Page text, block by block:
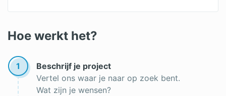
Dakbeschot vervangen
Dakgootbescherming
Lichtkoepel plat dak plaatsen
Dakbedekking overkapping
Hoe werkt het?
1
Beschrijf je project
Vertel ons waar je naar op zoek bent.
Wat zijn je wensen?